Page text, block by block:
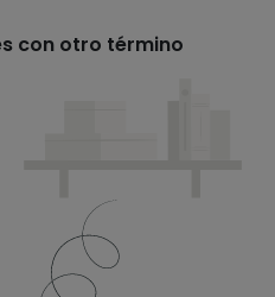
con otro término